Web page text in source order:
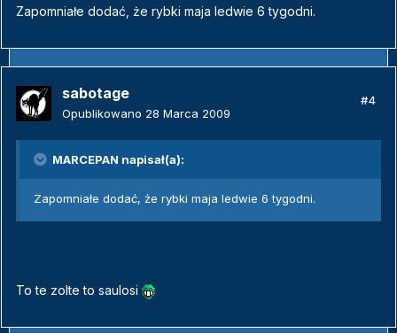
Zapomniałe dodać, że rybki maja ledwie 6 tygodni.
sabotage
Opublikowano 28 Marca 2009
#4
MARCEPAN napisał(a):
Zapomniałe dodać, że rybki maja ledwie 6 tygodni.
To te zolte to saulosi